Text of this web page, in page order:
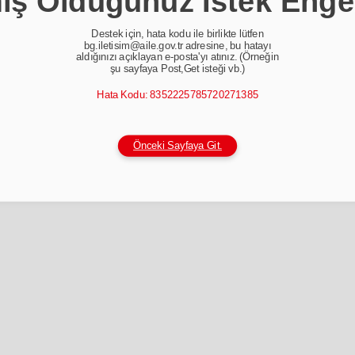
Destek için, hata kodu ile birlikte lütfen
bg.iletisim@aile.gov.tr adresine, bu hatayı
aldığınızı açıklayan e-posta'yı atınız. (Örneğin
şu sayfaya Post,Get isteği vb.)
Hata Kodu: 8352225785720271385
Önceki Sayfaya Git.